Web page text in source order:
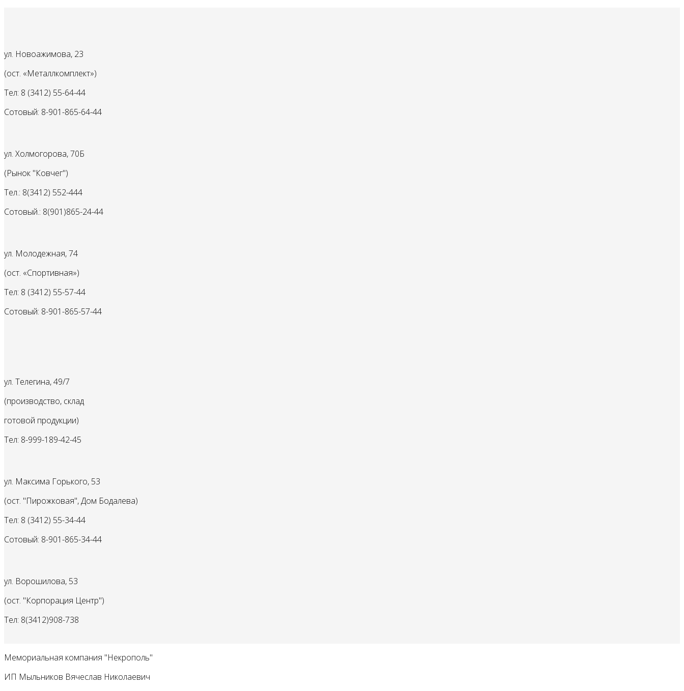
ул. Новоажимова, 23
(ост. «Металлкомплект»)
Тел: 8 (3412) 55-64-44
Сотовый: 8-901-865-64-44
ул. Холмогорова, 70Б
(Рынок "Ковчег")
Тел.: 8(3412) 552-444
Сотовый.: 8(901)865-24-44
ул. Молодежная, 74
(ост. «Спортивная»)
Тел: 8 (3412) 55-57-44
Сотовый: 8-901-865-57-44
ул. Телегина, 49/7
(производство, склад
готовой продукции)
Тел: 8-999-189-42-45
ул. Максима Горького, 53
(ост. "Пирожковая", Дом Бодалева)
Тел: 8 (3412) 55-34-44
Сотовый: 8-901-865-34-44
ул. Ворошилова, 53
(ост. "Корпорация Центр")
Тел: 8(3412)908-738
Мемориальная компания "Некрополь"
ИП Мыльников Вячеслав Николаевич